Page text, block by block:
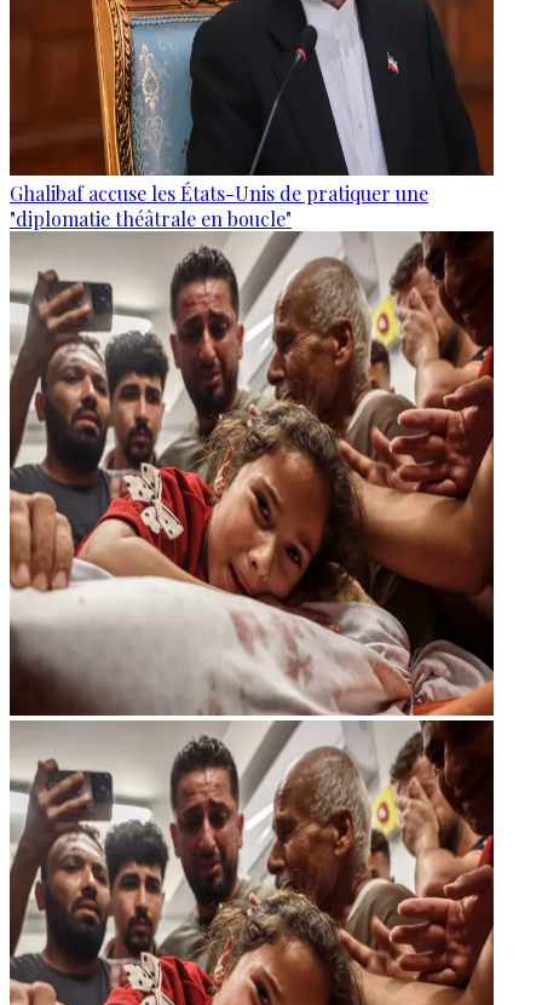
Ghalibaf accuse les États-Unis de pratiquer une
"diplomatie théâtrale en boucle"